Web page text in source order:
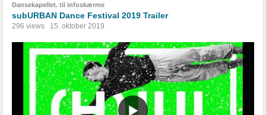
Dansekapellet. til infoskærme
subURBAN Dance Festival 2019 Trailer
296 views 15. oktober 2019